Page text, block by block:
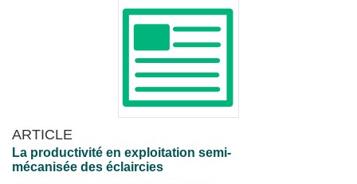
ARTICLE
La productivité en exploitation semi-
mécanisée des éclaircies